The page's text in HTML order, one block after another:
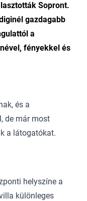
Sopront.
gazdagabb
a
fényekkel és
és a
de már most
a látogatókat.
helyszíne a
különleges